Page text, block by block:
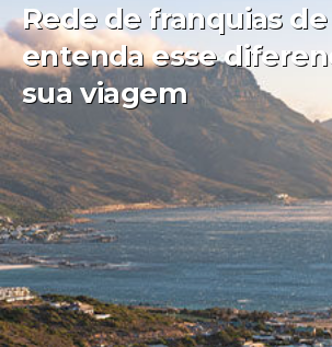
Rede de franquias
entenda esse
sua viagem